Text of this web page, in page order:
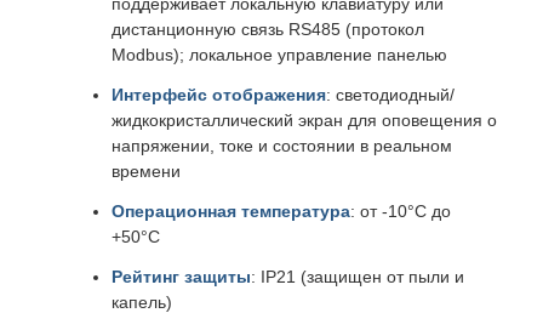
дистанционную связь RS485 (протокол
Modbus); локальное управление панелью
Интерфейс отображения: светодиодный/
жидкокристаллический экран для оповещения о
напряжении, токе и состоянии в реальном
времени
Операционная температура: от -10°C до
+50°C
Рейтинг защиты: IP21 (защищен от пыли и
капель)